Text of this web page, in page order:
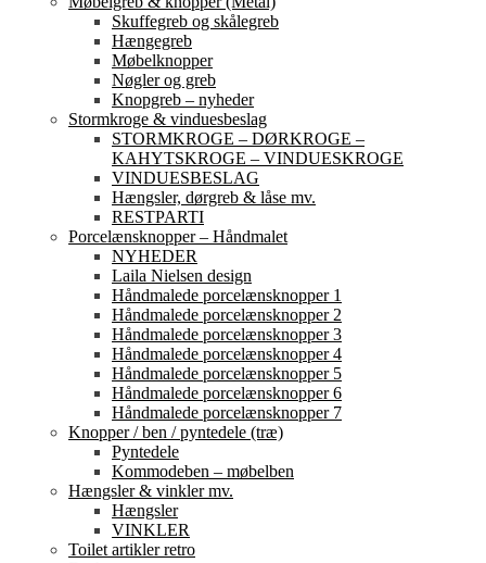
Skuffegreb og skålegreb
Hængegreb
Møbelknopper
Nøgler og greb
Knopgreb – nyheder
Stormkroge & vinduesbeslag
STORMKROGE – DØRKROGE –
KAHYTSKROGE – VINDUESKROGE
VINDUESBESLAG
Hængsler, dørgreb & låse mv.
RESTPARTI
Porcelænsknopper – Håndmalet
NYHEDER
Laila Nielsen design
Håndmalede porcelænsknopper 1
Håndmalede porcelænsknopper 2
Håndmalede porcelænsknopper 3
Håndmalede porcelænsknopper 4
Håndmalede porcelænsknopper 5
Håndmalede porcelænsknopper 6
Håndmalede porcelænsknopper 7
Knopper / ben / pyntedele (træ)
Pyntedele
Kommodeben – møbelben
Hængsler & vinkler mv.
Hængsler
VINKLER
Toilet artikler retro